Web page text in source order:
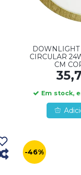
CIRCULAR
CM
Em stock,
-46%